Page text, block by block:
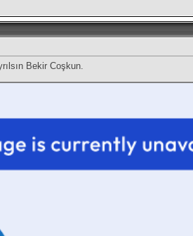
Bekir Coşkun.